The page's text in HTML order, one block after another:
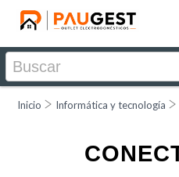
Inicio Informática y tecnología